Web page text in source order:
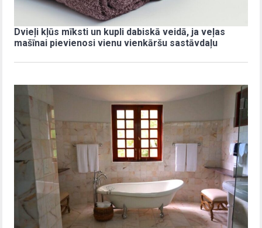
Dvieļi kļūs mīksti un kupli dabiskā veidā, ja veļas
mašīnai pievienosi vienu vienkāršu sastāvdaļu